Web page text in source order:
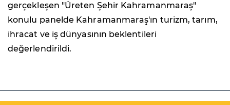
gerçekleşen "Üreten Şehir Kahramanmaraş"
konulu panelde Kahramanmaraş'ın turizm, tarım,
ihracat ve iş dünyasının beklentileri
değerlendirildi.